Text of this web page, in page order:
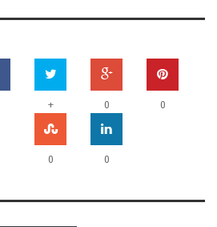
+ 0 0
0 0